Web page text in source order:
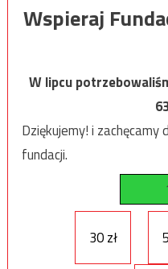
Wspieraj
W lipcu
Dziękujemy! i
fundacji.
30 zł